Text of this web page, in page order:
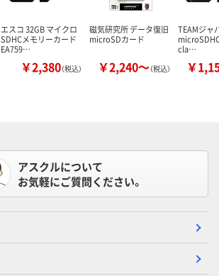
エスコ 32GB マイクロ
SDHCメモリーカード
EA759…
￥2,380（税込）
磁気研究所 データ復旧
microSDカード
￥2,240～（税込）
TEAMジャ
cla…
￥
アスクルについて
お気軽にご質問ください。